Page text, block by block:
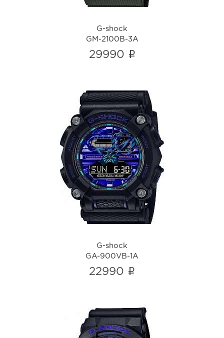
G-shock
GM-2100B-3A
29990 i
G-shock
GA-900VB-1A
i
G-shock
GA-900VB-1A
22990 i